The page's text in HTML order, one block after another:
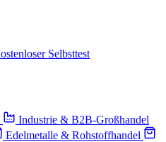
Selbsttest
Industrie & B2B-Großhandel
Edelmetalle & Rohstoffhandel